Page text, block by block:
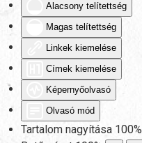
Alacsony telítettség
Magas telítettség
Linkek kiemelése
Címek kiemelése
Képernyőolvasó
Olvasó mód
Tartalom nagyítása 100%